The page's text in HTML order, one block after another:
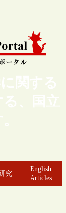
関する
、国立
究
English
Articles